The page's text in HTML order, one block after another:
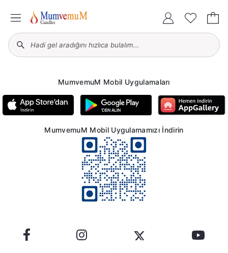
MumvemuM Mobil Uygulamaları
MumvemuM Mobil Uygulamamızı İndirin